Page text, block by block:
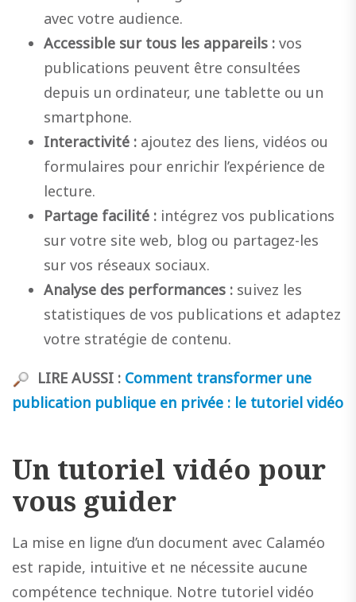
avec votre audience.
Accessible sur tous les appareils : vos
publications peuvent être consultées
depuis un ordinateur, une tablette ou un
smartphone.
Interactivité : ajoutez des liens, vidéos ou
formulaires pour enrichir l’expérience de
lecture.
Partage facilité : intégrez vos publications
sur votre site web, blog ou partagez-les
sur vos réseaux sociaux.
Analyse des performances : suivez les
statistiques de vos publications et adaptez
votre stratégie de contenu.
LIRE AUSSI : Comment transformer une
publication publique en privée : le tutoriel vidéo
Un tutoriel vidéo pour
vous guider
La mise en ligne d’un document avec Calaméo
est rapide, intuitive et ne nécessite aucune
compétence technique. Notre tutoriel vidéo